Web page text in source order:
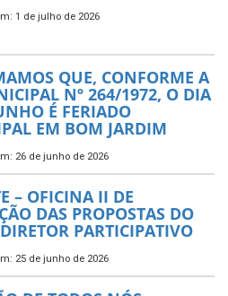
1 de julho de 2026
QUE, CONFORME A
Nº 264/1972, O DIA
É FERIADO
EM BOM JARDIM
26 de junho de 2026
– OFICINA II DE
DAS PROPOSTAS DO
PARTICIPATIVO
25 de junho de 2026